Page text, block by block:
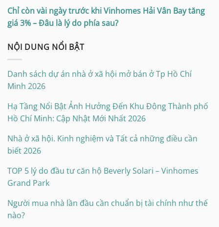
Chỉ còn vài ngày trước khi Vinhomes Hải Vân Bay tăng
giá 3% – Đâu là lý do phía sau?
NỘI DUNG NỔI BẬT
Danh sách dự án nhà ở xã hội mở bán ở Tp Hồ Chí
Minh 2026
Hạ Tầng Nổi Bật Ảnh Hưởng Đến Khu Đông Thành phố
Hồ Chí Minh: Cập Nhật Mới Nhất 2026
Nhà ở xã hội. Kinh nghiệm và Tất cả những điều cần
biết 2026
TOP 5 lý do đầu tư căn hộ Beverly Solari – Vinhomes
Grand Park
Người mua nhà lần đầu cần chuẩn bị tài chính như thế
nào?